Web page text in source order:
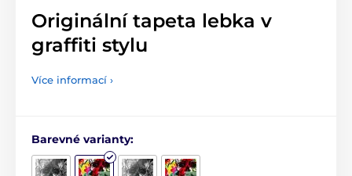
Originální tapeta lebka v
graffiti stylu
Více informací ›
Barevné varianty: